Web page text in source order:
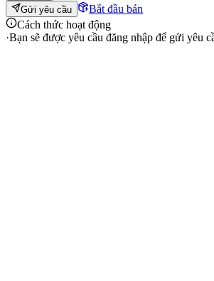
Gửi yêu cầu
Bắt đầu bán
Cách thức hoạt động
·Bạn sẽ được yêu cầu đăng nhập để gửi yêu